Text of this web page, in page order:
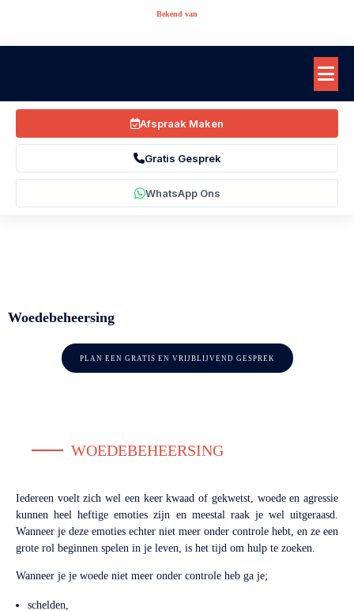
Bekend van
Afspraak Maken
Gratis Gesprek
WhatsApp Ons
Woedebeheersing
PLAN EEN GRATIS EN VRIJBLIJVEND GESPREK
WOEDEBEHEERSING
Iedereen voelt zich wel een keer kwaad of gekwetst, woede en agressie
kunnen heel heftige emoties zijn en meestal raak je wel uitgeraasd.
Wanneer je deze emoties echter niet meer onder controle hebt, en ze een
grote rol beginnen spelen in je leven, is het tijd om hulp te zoeken.
Wanneer je je woede niet meer onder controle heb ga je;
schelden,